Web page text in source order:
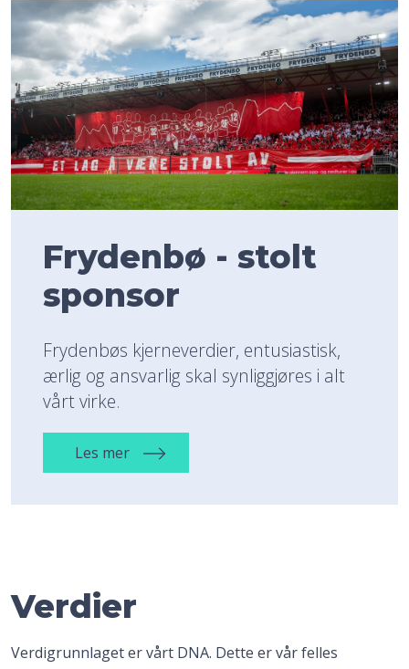
Frydenbø - stolt
sponsor
Frydenbøs kjerneverdier, entusiastisk,
ærlig og ansvarlig skal synliggjøres i alt
vårt virke.
Les mer
Verdier
Verdigrunnlaget er vårt DNA. Dette er vår felles